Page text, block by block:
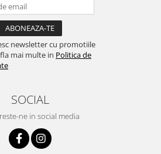
newsletter cu promotiile
mai multe in Politica de
SOCIAL
ne in social media